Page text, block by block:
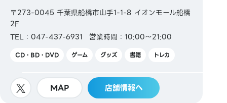
〒273-0045 千葉県船橋市山手1-1-8 イオンモール船橋
2F
TEL：047-437-6931
営業時間：10:00～21:00
CD・BD・DVD ゲーム グッズ 書籍 トレカ
MAP 店舗情報へ